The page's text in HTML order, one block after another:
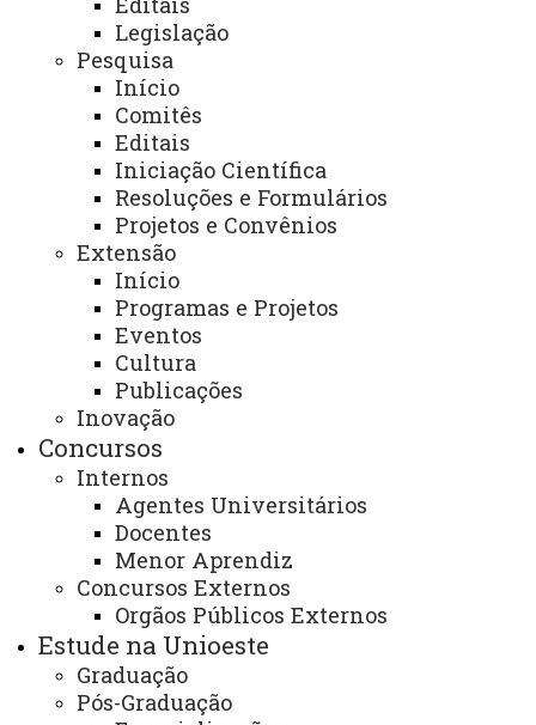
Legislação
Pesquisa
Início
Comitês
Editais
Iniciação Científica
Resoluções e Formulários
Projetos e Convênios
Extensão
Início
Programas e Projetos
Eventos
Cultura
Publicações
Inovação
Concursos
Internos
Agentes Universitários
Docentes
Menor Aprendiz
Concursos Externos
Orgãos Públicos Externos
Estude na Unioeste
Graduação
Pós-Graduação
- Valor para locação para salas de aula: 20% (vinte
por cento) do valor de um salário mínimo por período
(período correspondente a 4 horas, sendo: manhã, ou
tarde, ou noite).
E-mail:fbe.protocolo@unioeste.br
Telefone (ramal): (46) 3520-4812
Endereço para atendimento presencial e
correspondência:
Rua Maringá, 1200 – Bairro Vila Nova, CEP
85.605-010, Francisco Beltrão – Paraná.
Bloco Administrativo - Andar 1
Dias e horários de Atendimento:
Segunda-feira a sexta-feira das 8h às 12h /13h às
17h30 / 19h às 22h
ATUALIZAÇÃO MAIS RECENTE: 28 DE MARÇO DE
2025
ACESSOS: 1135